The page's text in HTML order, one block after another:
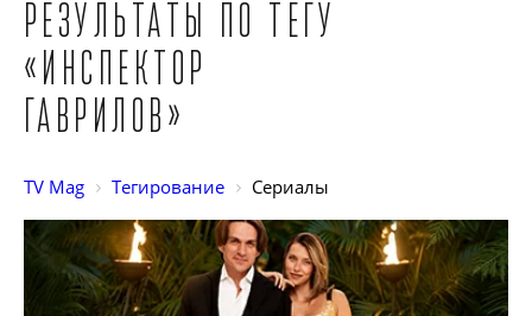
Результаты по тегу
«Инспектор
Гаврилов»
TV Mag Тегирование Сериалы